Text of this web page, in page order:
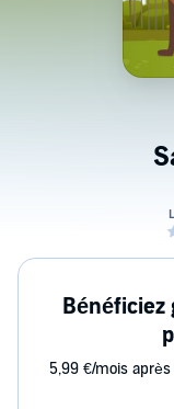
Bénéficiez
5,99 €/mois après